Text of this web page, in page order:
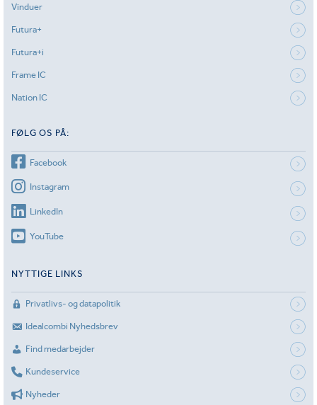
Vinduer
Futura+
Futura+i
Frame IC
Nation IC
FØLG OS PÅ:
Facebook
Instagram
LinkedIn
YouTube
NYTTIGE LINKS
Privatlivs- og datapolitik
Idealcombi Nyhedsbrev
Find medarbejder
Kundeservice
Nyheder